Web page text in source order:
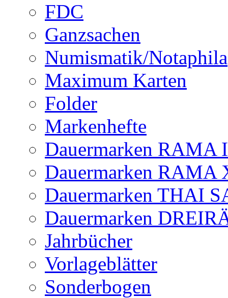
FDC
Ganzsachen
Numismatik/Notaphila
Maximum Karten
Folder
Markenhefte
Dauermarken RAMA
Dauermarken RAMA
Dauermarken THAI
Dauermarken
Jahrbücher
Vorlageblätter
Sonderbogen